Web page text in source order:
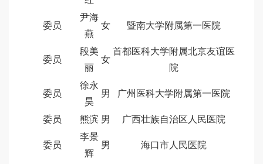
委员
尹海
燕
女 暨南大学附属第一医院
委员
段美
丽
女
首都医科大学附属北京友谊医
院
委员
徐永
昊
男 广州医科大学附属第一医院
委员 熊滨 男 广西壮族自治区人民医院
委员
李景
辉
男 海口市人民医院